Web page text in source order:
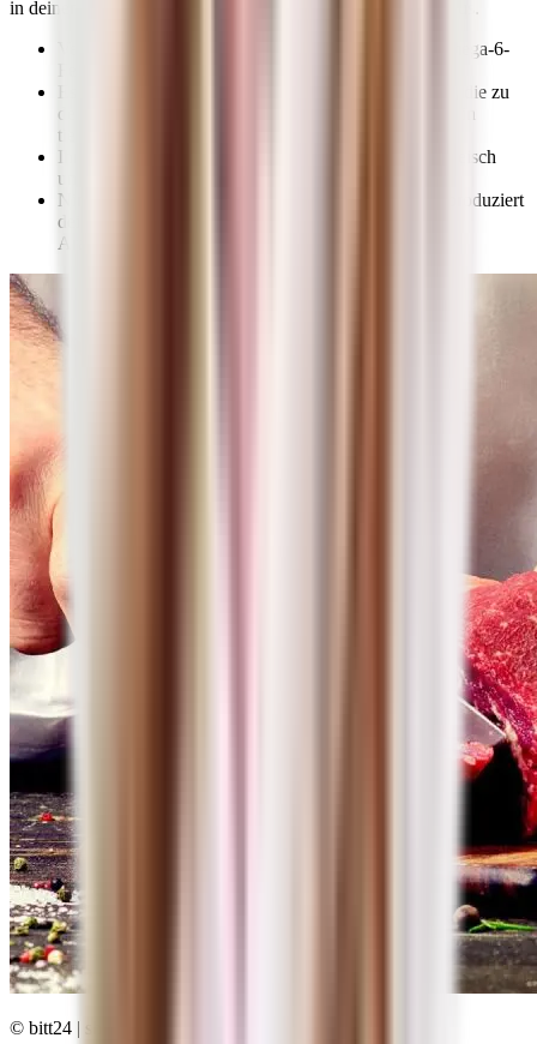
in deinem Körper besonders häufig Entzündungsprozesse aus.
Verantwortlich dafür ist vor allem eine bestimmte Omega-6-
die zu
den ungesättigten Fettsäuren zählt und ausschließlich in
tierischen Produkten vorkommt.
Ihr Gehalt ist in rotem Fleisch, so etwa in Schweinefleisch
und Rindfleisch, am höchsten.
Nimmst du Fleisch- und andere Wurstwaren zu dir, produziert
dein Organismus aufgrund der erhöhten Zufuhr von
Arachidonsäure entzündungsfördernde Botenstoffe.
© bitt24 | shutterstock.com